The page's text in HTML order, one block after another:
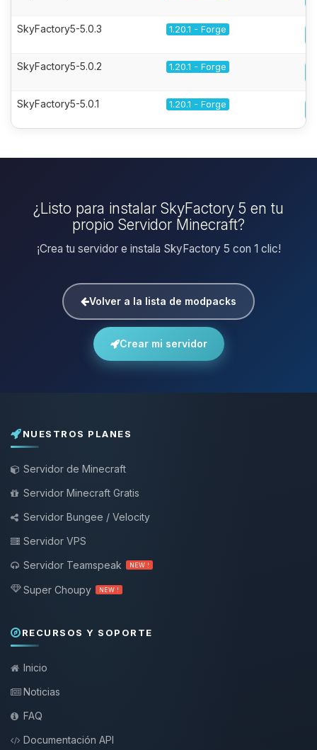
SkyFactory5-5.0.3 1.20.1 - Forge
SkyFactory5-5.0.2 1.20.1 - Forge
SkyFactory5-5.0.1 1.20.1 - Forge
¿Listo para instalar SkyFactory 5 en tu
propio Servidor Minecraft?
¡Crea tu servidor e instala SkyFactory 5 con 1 clic!
Volver a la lista de modpacks
Crear mi servidor
NUESTROS PLANES
Servidor de Minecraft
Servidor Minecraft Gratis
Servidor Bungee / Velocity
Servidor VPS
Servidor Teamspeak
NEW !
Super Choupy NEW !
RECURSOS Y SOPORTE
Inicio
Noticias
FAQ
Documentación API